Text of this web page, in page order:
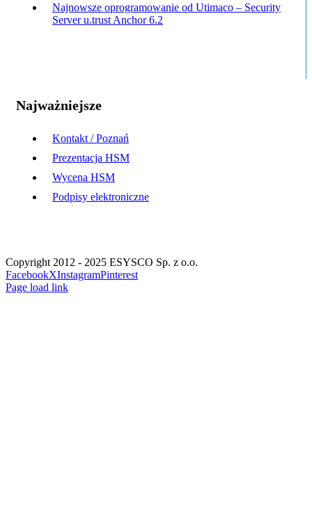
Najnowsze oprogramowanie od Utimaco – Security
Server u.trust Anchor 6.2
Najważniejsze
Kontakt / Poznań
Prezentacja HSM
Wycena HSM
Podpisy elektroniczne
Copyright 2012 - 2025 ESYSCO Sp. z o.o.
FacebookXInstagramPinterest
Page load link